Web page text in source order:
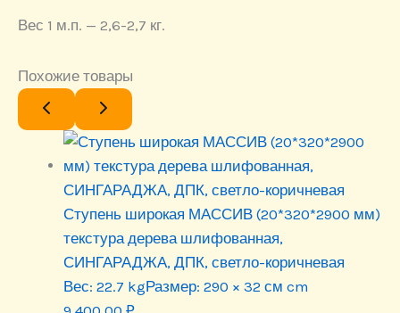
Вес 1 м.п. — 2,6-2,7 кг.
Похожие товары
Ступень широкая МАССИВ (20*320*2900 мм)
текстура дерева шлифованная,
СИНГАРАДЖА, ДПК, светло-коричневая
Вес: 22.7 kgРазмер: 290 × 32 см cm